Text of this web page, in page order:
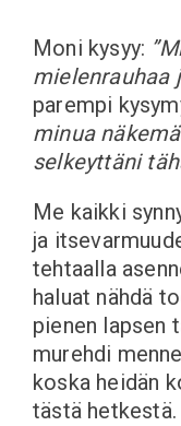
Moni kysyy:
mielenrauhaa
parempi
minua
selkeyttäni
Me kaikki
ja
tehtaalla
haluat nähdä
pienen lapsen
murehdi
koska heidän
tästä hetkestä.